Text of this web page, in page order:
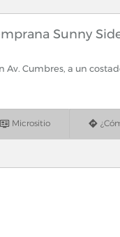
Sunny
Av. Cumbres, a un
Micrositio